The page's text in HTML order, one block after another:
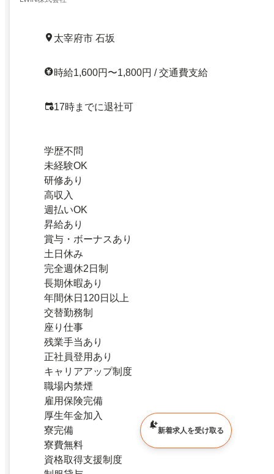
太宰府市 石坂
時給1,600円〜1,800円 / 交通費支給
17時までに退社可
学歴不問
未経験OK
研修あり
高収入
週払いOK
昇給あり
賞与・ボーナスあり
土日休み
完全週休2日制
長期休暇あり
年間休日120日以上
交替勤務制
座り仕事
残業手当あり
正社員登用あり
キャリアアップ制度
職場内禁煙
雇用保険完備
厚生年金加入
寮完備
寮費無料
資格取得支援制度
新着求人を受け取る